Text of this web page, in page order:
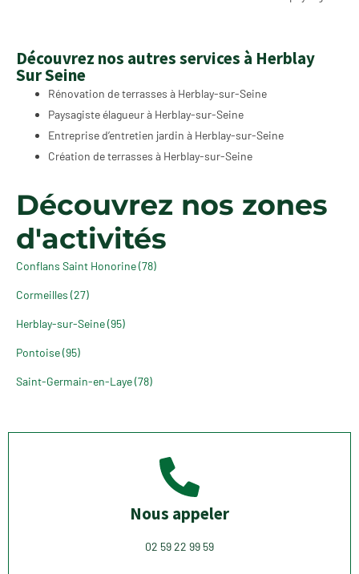
Découvrez nos autres services à Herblay
Sur Seine
Rénovation de terrasses à Herblay-sur-Seine
Paysagiste élagueur à Herblay-sur-Seine
Entreprise d’entretien jardin à Herblay-sur-Seine
Création de terrasses à Herblay-sur-Seine
Découvrez nos zones
d'activités
Conflans Saint Honorine (78)
Cormeilles (27)
Herblay-sur-Seine (95)
Pontoise (95)
Saint-Germain-en-Laye (78)
Nous appeler
02 59 22 99 59